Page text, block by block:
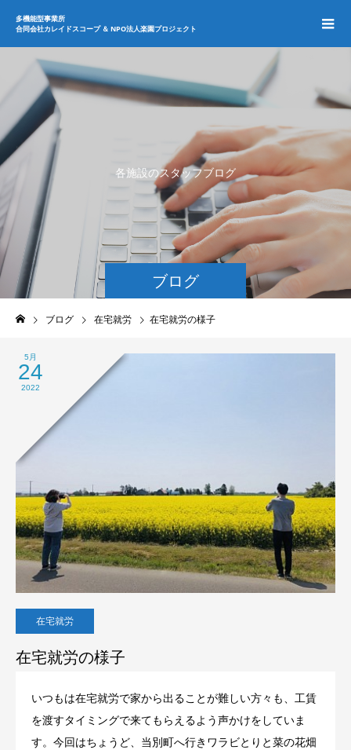
多機能型事業所
合同会社カレイドスコープ ＆ NPO法人楽園プロジェクト
ブログ
各施設のスタッフブログ
ブログ 在宅就労 在宅就労の様子
5月
24
2022
在宅就労
在宅就労の様子
いつもは在宅就労で家から出ることが難しい方々も、工賃
を渡すタイミングで来てもらえるよう声かけをしていま
す。今回はちょうど、当別町へ行きワラビとりと菜の花畑